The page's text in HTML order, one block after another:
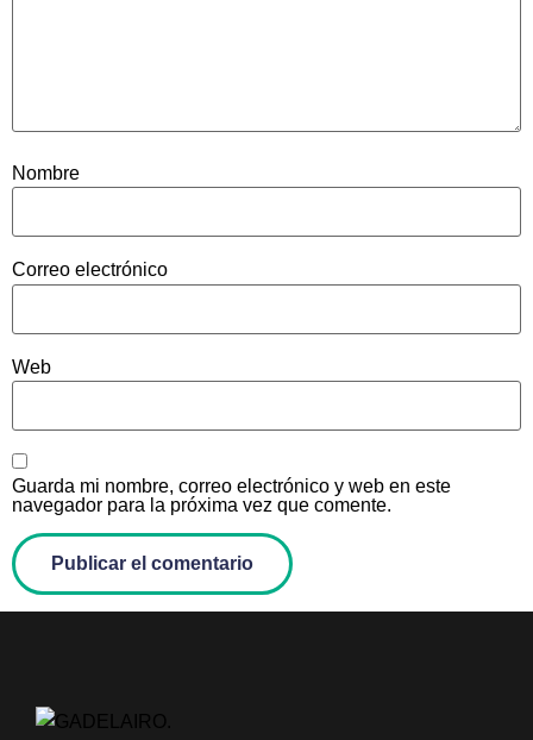
Nombre
Correo electrónico
Web
Guarda mi nombre, correo electrónico y web en este
navegador para la próxima vez que comente.